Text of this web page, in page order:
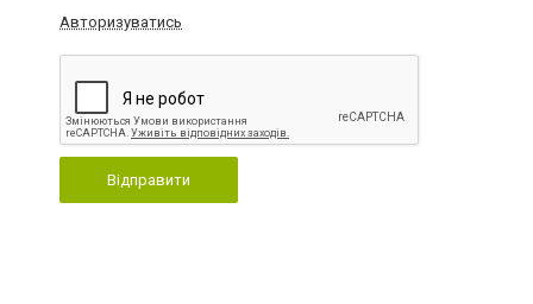
Авторизуватись
Відправити